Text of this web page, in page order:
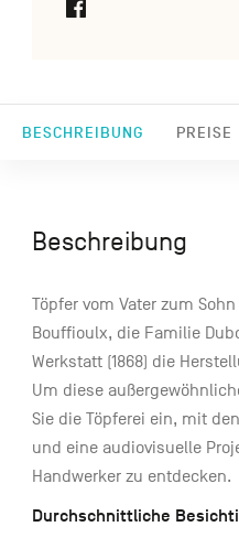
BESCHREIBUNG PREISE
Beschreibung
Töpfer vom Vater zum
Bouffioulx, die Familie
Werkstatt (1868) die
Um diese
Sie die Töpferei ein, mit
und eine audiovisuelle
Handwerker zu entdecken.
Durchschnittliche